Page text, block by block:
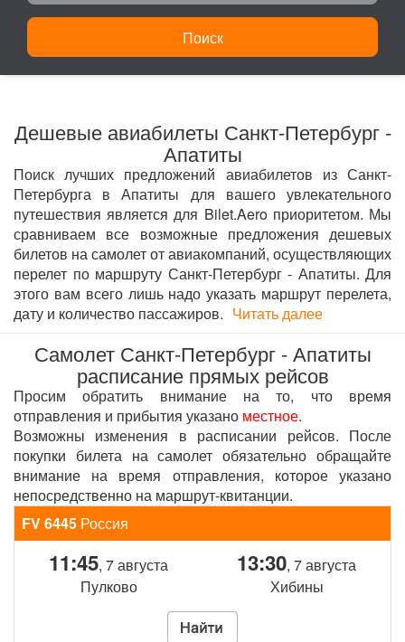
Поиск
Дешевые авиабилеты Санкт-Петербург -
Апатиты
Поиск лучших предложений авиабилетов из Санкт-
Петербурга в Апатиты для вашего увлекательного
путешествия является для Bilet.Aero приоритетом. Мы
сравниваем все возможные предложения дешевых
билетов на самолет от авиакомпаний, осуществляющих
перелет по маршруту Санкт-Петербург - Апатиты. Для
этого вам всего лишь надо указать маршрут перелета,
дату и количество пассажиров. Читать далее
Самолет Санкт-Петербург - Апатиты
расписание прямых рейсов
Просим обратить внимание на то, что время
отправления и прибытия указано местное.
Возможны изменения в расписании рейсов. После
покупки билета на самолет обязательно обращайте
внимание на время отправления, которое указано
непосредственно на маршрут-квитанции.
FV 6445 Россия
11:45, 7 августа
Пулково
13:30, 7 августа
Хибины